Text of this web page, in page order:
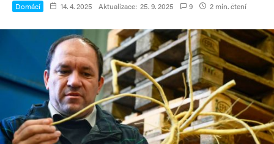
Domácí 14. 4. 2025 Aktualizace: 25. 9. 2025 9 2 min. čtení